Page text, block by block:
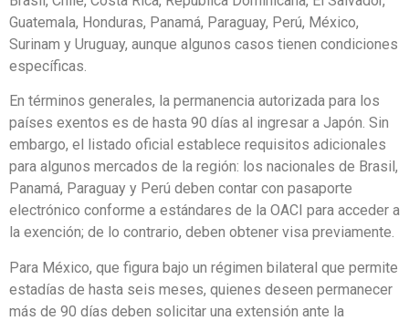
Guatemala, Honduras, Panamá, Paraguay, Perú, México,
Surinam y Uruguay, aunque algunos casos tienen condiciones
específicas.
En términos generales, la permanencia autorizada para los
países exentos es de hasta 90 días al ingresar a Japón. Sin
embargo, el listado oficial establece requisitos adicionales
para algunos mercados de la región: los nacionales de Brasil,
Panamá, Paraguay y Perú deben contar con pasaporte
electrónico conforme a estándares de la OACI para acceder a
la exención; de lo contrario, deben obtener visa previamente.
Para México, que figura bajo un régimen bilateral que permite
estadías de hasta seis meses, quienes deseen permanecer
más de 90 días deben solicitar una extensión ante la